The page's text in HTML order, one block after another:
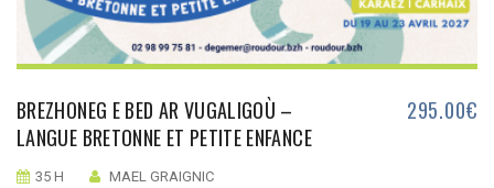
BREZHONEG E BED AR VUGALIGOÙ –
LANGUE BRETONNE ET PETITE ENFANCE
295.00€
35 H MAEL GRAIGNIC